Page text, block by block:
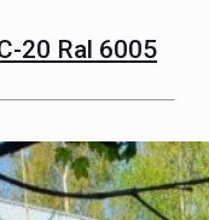
20 Ral 6005